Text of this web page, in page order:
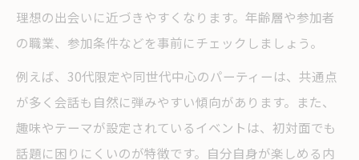
理想の出会いに近づきやすくなります。年齢層や参加者
の職業、参加条件などを事前にチェックしましょう。
例えば、30代限定や同世代中心のパーティーは、共通点
が多く会話も自然に弾みやすい傾向があります。また、
趣味やテーマが設定されているイベントは、初対面でも
話題に困りにくいのが特徴です。自分自身が楽しめる内